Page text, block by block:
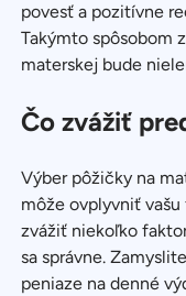
povesť a pozitívne
Takýmto spôsobom
materskej bude
Čo zvážiť
Výber pôžičky na
môže ovplyvniť
zvážiť niekoľko
sa správne.
peniaze na denné